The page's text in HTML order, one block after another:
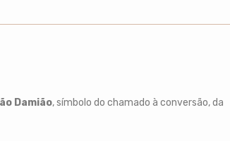
Damião, símbolo do chamado à conversão, da